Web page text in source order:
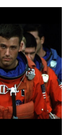
TEN FILM DO PLAYLISTY